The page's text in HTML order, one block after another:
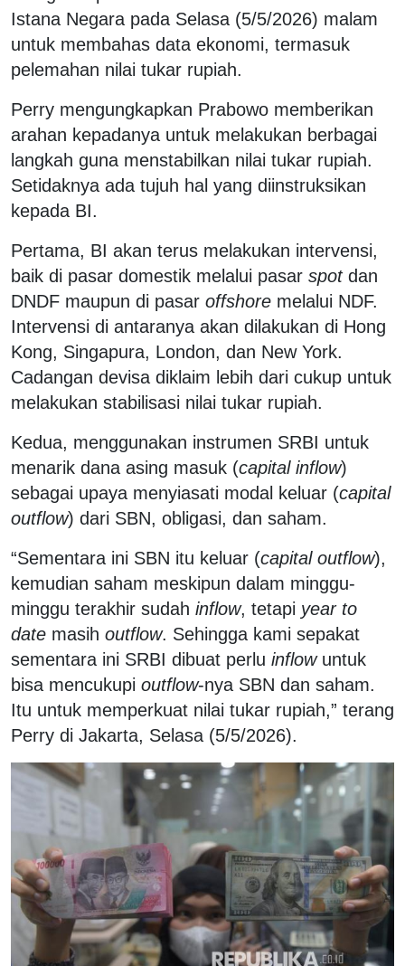
Istana Negara pada Selasa (5/5/2026) malam
untuk membahas data ekonomi, termasuk
pelemahan nilai tukar rupiah.
Perry mengungkapkan Prabowo memberikan
arahan kepadanya untuk melakukan berbagai
langkah guna menstabilkan nilai tukar rupiah.
Setidaknya ada tujuh hal yang diinstruksikan
kepada BI.
Pertama, BI akan terus melakukan intervensi,
baik di pasar domestik melalui pasar spotdan
DNDF maupun di pasar offshore melalui NDF.
Intervensi di antaranya akan dilakukan di Hong
Kong, Singapura, London, dan New York.
Cadangan devisa diklaim lebih dari cukup untuk
melakukan stabilisasi nilai tukar rupiah.
Kedua, menggunakan instrumen SRBI untuk
menarik dana asing masuk (capital inflow)
sebagai upaya menyiasati modal keluar (capital
outflow) dari SBN, obligasi, dan saham.
“Sementara ini SBN itu keluar (capital outflow),
kemudian saham meskipun dalam minggu-
minggu terakhir sudah inflow, tetapi year to
date masih outflow. Sehingga kami sepakat
sementara ini SRBI dibuat perlu inflowuntuk
bisa mencukupi outflow-nya SBN dan saham.
Itu untuk memperkuat nilai tukar rupiah,” terang
Perry di Jakarta, Selasa (5/5/2026).